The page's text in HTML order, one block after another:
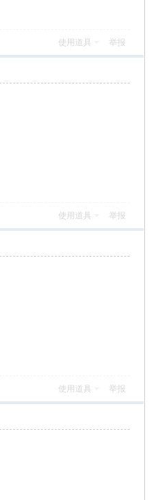
使用道具 举报
使用道具 举报
使用道具 举报